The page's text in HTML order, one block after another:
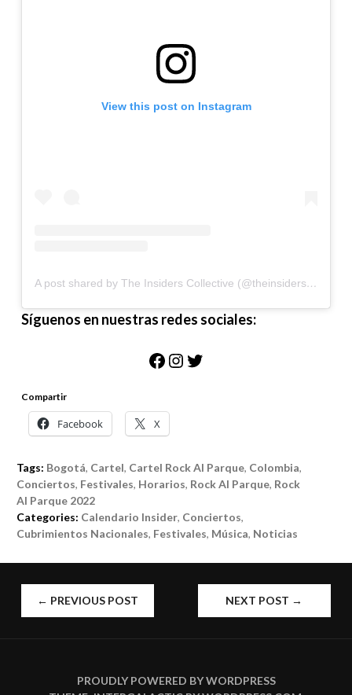
View this post on Instagram
A post shared by The Insiders Collective (@theinsidersco)
Síguenos en nuestras redes sociales:
Facebook
Instagram
Twitter
Compartir
Facebook X
Tags: Bogotá, Cartel, Cartel Rock Al Parque, Colombia,
Conciertos, Festivales, Horarios, Rock Al Parque, Rock
Al Parque 2022
Categories: Calendario Insider, Conciertos,
Cubrimientos Nacionales, Festivales, Música, Noticias
POST
← PREVIOUS POST NEXT POST →
PROUDLY POWERED BY WORDPRESS